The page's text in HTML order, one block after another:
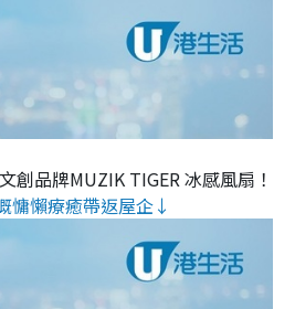
創品牌MUZIK TIGER 冰感風扇！
慵懶療癒帶返屋企↓